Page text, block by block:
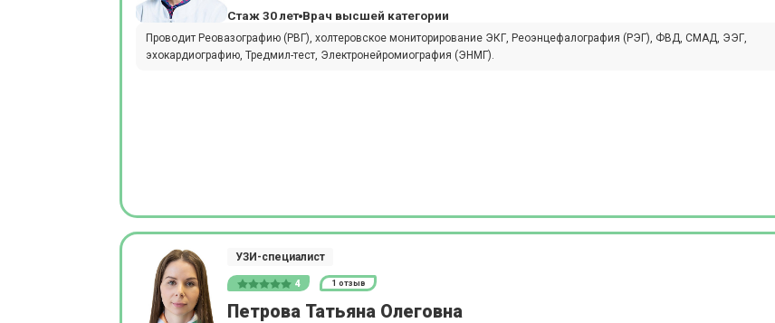
Стаж 30 лет Врач высшей категории
Проводит Реовазографию (РВГ), холтеровское мониторирование ЭКГ, Реоэнцефалография (РЭГ), ФВД, СМАД, ЭЭГ,
эхокардиографию, Тредмил-тест, Электронейромиография (ЭНМГ).
УЗИ-специалист
4 1 отзыв
Петрова Татьяна Олеговна